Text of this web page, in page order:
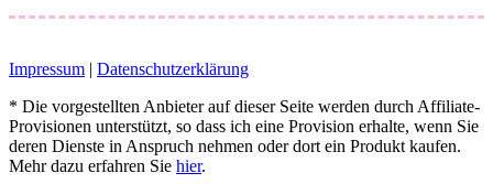
Impressum | Datenschutzerklärung
* Die vorgestellten Anbieter auf dieser Seite werden durch Affiliate-
Provisionen unterstützt, so dass ich eine Provision erhalte, wenn Sie
deren Dienste in Anspruch nehmen oder dort ein Produkt kaufen.
Mehr dazu erfahren Sie hier.